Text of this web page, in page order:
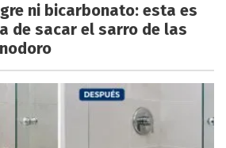
ni bicarbonato: esta es
de sacar el sarro de las